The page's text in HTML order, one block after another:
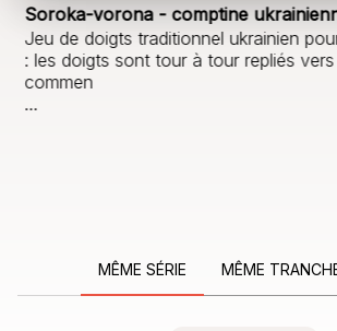
Soroka-vorona - comptine
Jeu de doigts traditionnel ukrainien
: les doigts sont tour à tour repliés
commen
…
MÊME SÉRIE MÊME